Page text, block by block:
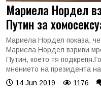
Мариела Нордел
Путин за
Мариела Нордел показа,
Мариела Нордел взриви
Путин, което тя
мнението на президента
14 Jun 2019
1176